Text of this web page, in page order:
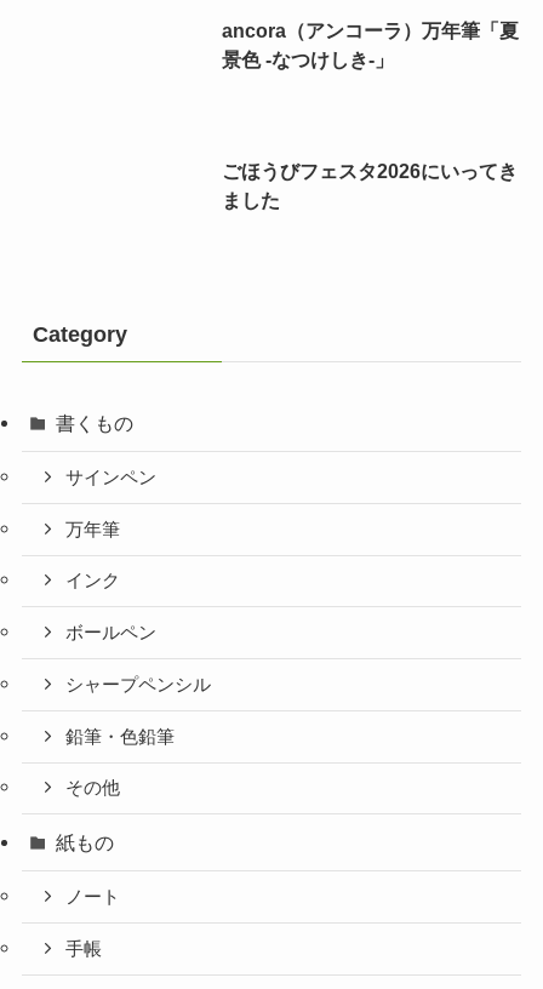
ancora（アンコーラ）万年筆「夏
景色 -なつけしき-」
ごほうびフェスタ2026にいってき
ました
Category
書くもの
サインペン
万年筆
インク
ボールペン
シャープペンシル
鉛筆・色鉛筆
その他
紙もの
ノート
手帳